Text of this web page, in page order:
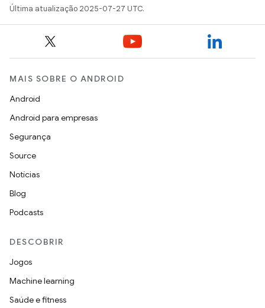
Última atualização 2025-07-27 UTC.
MAIS SOBRE O ANDROID
Android
Android para empresas
Segurança
Source
Notícias
Blog
Podcasts
DESCOBRIR
Jogos
Machine learning
Saúde e fitness